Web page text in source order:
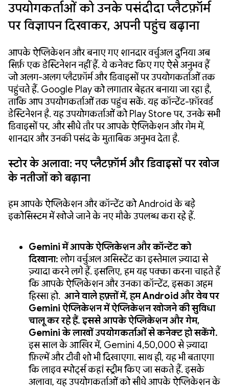
उपयोगकर्ताओं को उनके पसंदीदा प्लैटफ़ॉर्म
पर विज्ञापन दिखाकर, अपनी पहुंच बढ़ाना
आपके ऐप्लिकेशन और बनाए गए शानदार वर्चुअल दुनिया अब
सिर्फ़ एक डेस्टिनेशन नहीं हैं. ये कनेक्ट किए गए ऐसे अनुभव हैं
जो अलग-अलग प्लैटफ़ॉर्म और डिवाइसों पर उपयोगकर्ताओं तक
पहुंचते हैं. Google Play को लगातार बेहतर बनाया जा रहा है,
ताकि आप उपयोगकर्ताओं तक पहुंच सकें. यह कॉन्टेंट-फ़ॉरवर्ड
डेस्टिनेशन है. यह उपयोगकर्ताओं को Play Store पर, उनके सभी
डिवाइसों पर, और सीधे तौर पर आपके ऐप्लिकेशन और गेम में,
शानदार और उनकी पसंद के मुताबिक अनुभव देता है.
स्टोर के अलावा: नए प्लैटफ़ॉर्म और डिवाइसों पर खोज
के नतीजों को बढ़ाना
हम आपके ऐप्लिकेशन और कॉन्टेंट को Android के बड़े
इकोसिस्टम में खोजे जाने के नए मौके उपलब्ध करा रहे हैं.
Gemini में आपके ऐप्लिकेशन और कॉन्टेंट को
दिखाना:लोग वर्चुअल असिस्टेंट का इस्तेमाल ज़्यादा से
ज़्यादा करने लगे हैं. इसलिए, हम यह पक्का करना चाहते हैं
कि आपके ऐप्लिकेशन और उनका कॉन्टेंट, इसका अहम
हिस्सा हो. आने वाले हफ़्तों में, हम Android और वेब पर
Gemini ऐप्लिकेशन में ऐप्लिकेशन खोजने की सुविधा
चालू कर रहे हैं. इससे आपके ऐप्लिकेशन और गेम,
Gemini के लाखों उपयोगकर्ताओं से कनेक्ट हो सकेंगे.
इस साल के आखिर में, Gemini 4,50,000 से ज़्यादा
फ़िल्में और टीवी शो भी दिखाएगा. साथ ही, यह भी बताएगा
कि लाइव स्पोर्ट्स कहां स्ट्रीम किए जा सकते हैं. इसके
अलावा, यह उपयोगकर्ताओं को सीधे आपके ऐप्लिकेशन के